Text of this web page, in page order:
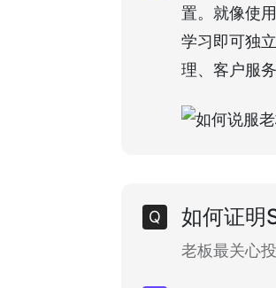
置。就像使
学习即可独
理、客户服
如何证明
老板最关心